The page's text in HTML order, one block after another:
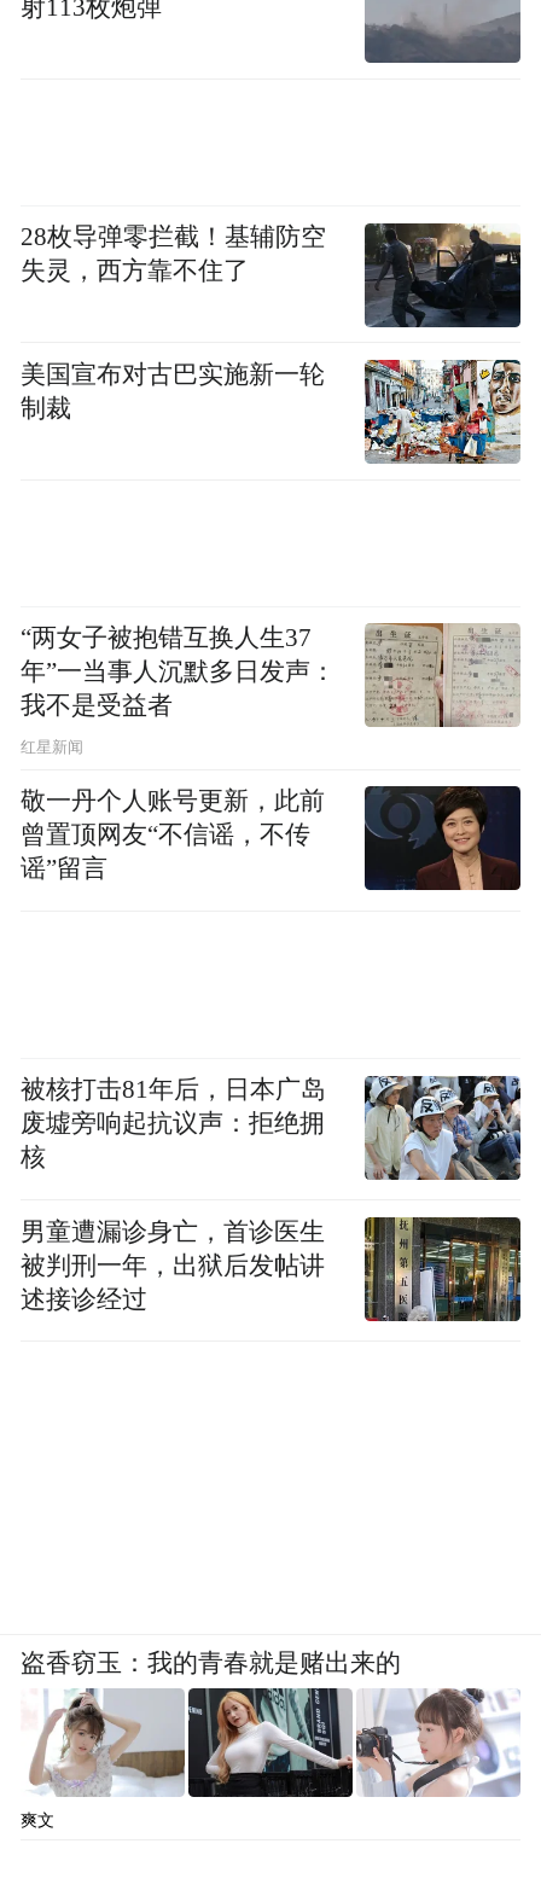
射113枚炮弹
28枚导弹零拦截！基辅防空
失灵，西方靠不住了
美国宣布对古巴实施新一轮
制裁
“两女子被抱错互换人生37
年”一当事人沉默多日发声：
我不是受益者
红星新闻
敬一丹个人账号更新，此前
曾置顶网友“不信谣，不传
谣”留言
被核打击81年后，日本广岛
废墟旁响起抗议声：拒绝拥
核
男童遭漏诊身亡，首诊医生
被判刑一年，出狱后发帖讲
述接诊经过
盗香窃玉：我的青春就是赌出来的
爽文